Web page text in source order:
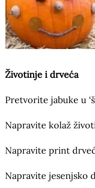
Životinje i drveća
Pretvorite jabuke u
Napravite kolaž
Napravite print
Napravite jesenjsko